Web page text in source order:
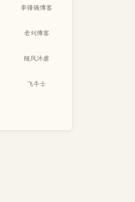
李锋镝博客
老刘博客
随风沐虐
飞牛士